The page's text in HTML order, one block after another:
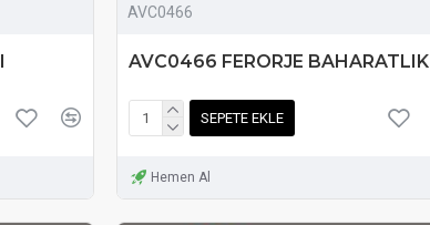
AVC0466
AVC0466 FERORJE BAHARATLIK
SEPETE EKLE
Hemen Al